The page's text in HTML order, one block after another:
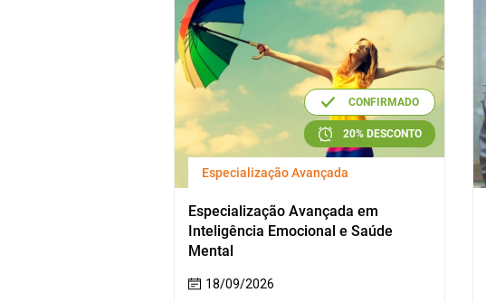
CONFIRMADO
20% DESCONTO
Especialização Avançada
Especialização Avançada em
Inteligência Emocional e Saúde
Mental
18/09/2026